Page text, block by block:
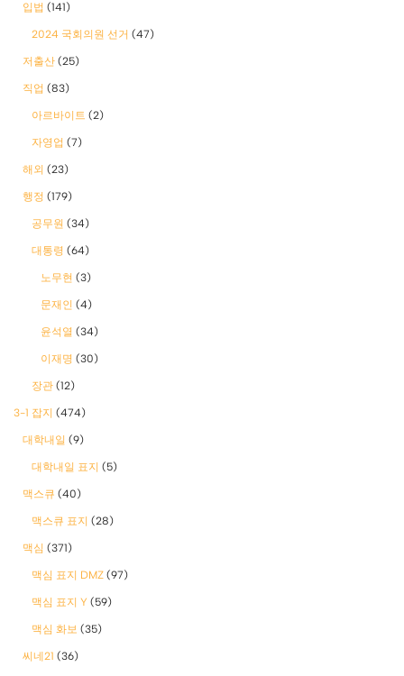
입법 (141)
2024 국회의원 선거 (47)
저출산 (25)
직업 (83)
아르바이트 (2)
자영업 (7)
해외 (23)
행정 (179)
공무원 (34)
대통령 (64)
노무현 (3)
문재인 (4)
윤석열 (34)
이재명 (30)
장관 (12)
3-1 잡지 (474)
대학내일 (9)
대학내일 표지 (5)
맥스큐 (40)
맥스큐 표지 (28)
맥심 (371)
맥심 표지 DMZ (97)
맥심 표지 Y (59)
맥심 화보 (35)
씨네21 (36)